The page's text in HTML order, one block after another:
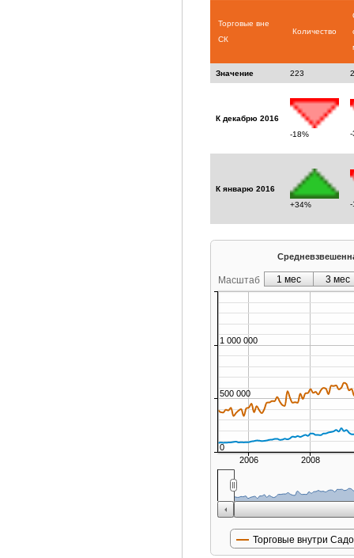
Торговые вне
СК
Количество
Значение 223
К декабрю 2016
-18%
-
К январю 2016
+34%
-
Масштаб
Торговые внутри
2006 2008
0
500 000
1 000 000
1 мес 3 мес